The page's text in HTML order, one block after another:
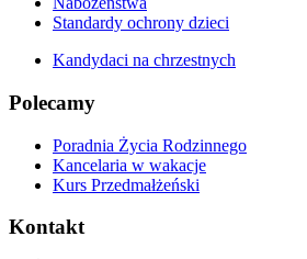
Standardy ochrony dzieci
Kandydaci na chrzestnych
Polecamy
Poradnia Życia Rodzinnego
Kancelaria w wakacje
Kurs Przedmałżeński
Kontakt